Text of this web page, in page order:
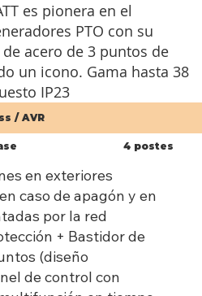
es pionera en el
PTO con su
acero de 3 puntos de
un icono. Gama hasta 38
IP23
/ AVR
4 postes
en exteriores
caso de apagón y en
por la red
+ Bastidor de
(diseño
de control con